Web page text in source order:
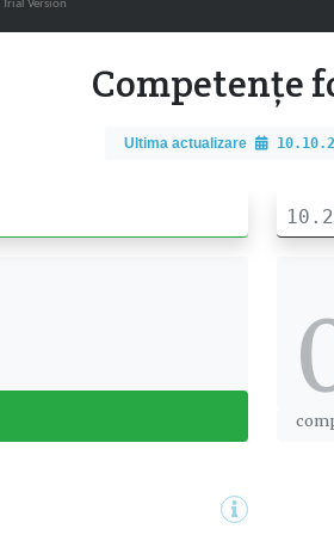
Competențe
Ultima actualizare